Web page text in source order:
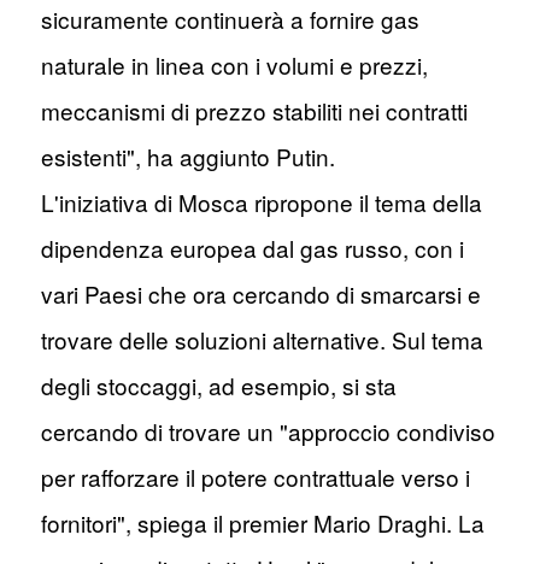
sicuramente continuerà a fornire gas
naturale in linea con i volumi e prezzi,
meccanismi di prezzo stabiliti nei contratti
esistenti", ha aggiunto Putin.
L'iniziativa di Mosca ripropone il tema della
dipendenza europea dal gas russo, con i
vari Paesi che ora cercando di smarcarsi e
trovare delle soluzioni alternative. Sul tema
degli stoccaggi, ad esempio, si sta
cercando di trovare un "approccio condiviso
per rafforzare il potere contrattuale verso i
fornitori", spiega il premier Mario Draghi. La